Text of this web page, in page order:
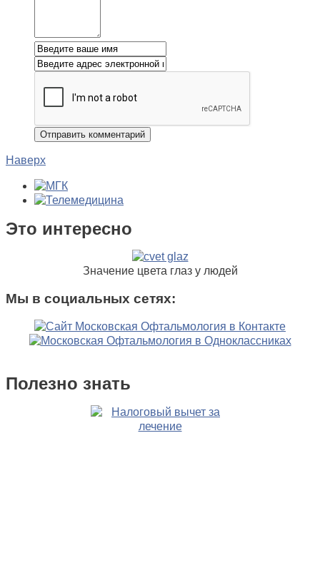
Наверх
Это интересно
Значение цвета глаз у людей
Мы в социальных сетях:
Полезно знать